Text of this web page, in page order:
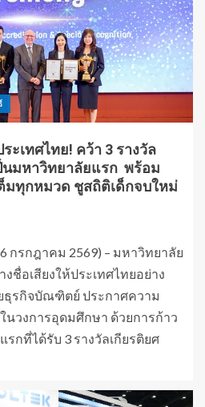
ะเทศไทย! คว้า 3 รางวัล
นมหาวิทยาลัยแรก พร้อม
มทุกหมวด ชูสถิติเด็กจบใหม่
กรกฎาคม 2569) – มหาวิทยาลัย
ชื่อเสียงให้ประเทศไทยอย่าง
ธุรกิจบัณฑิตย์ ประกาศความ
นวงการอุดมศึกษา ด้วยการก้าว
กที่ได้รับ 3 รางวัลเกียรติยศ